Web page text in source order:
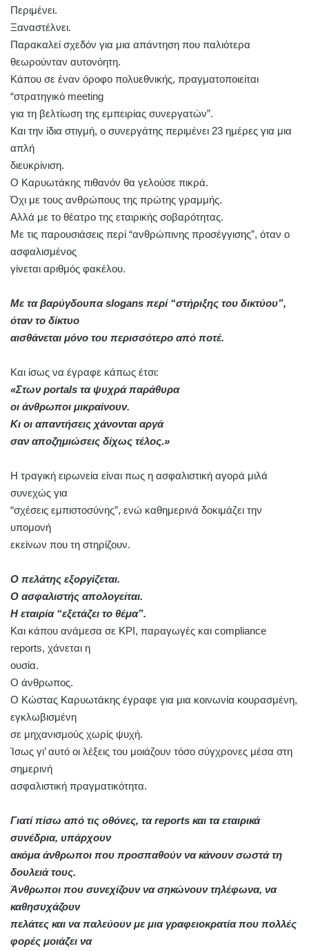
Περιμένει.
Ξαναστέλνει.
Παρακαλεί σχεδόν για μια απάντηση που παλιότερα
θεωρούνταν αυτονόητη.
Κάπου σε έναν όροφο πολυεθνικής, πραγματοποιείται
“στρατηγικό meeting
για τη βελτίωση της εμπειρίας συνεργατών”.
Και την ίδια στιγμή, ο συνεργάτης περιμένει 23 ημέρες για μια
απλή
διευκρίνιση.
Ο Καρυωτάκης πιθανόν θα γελούσε πικρά.
Όχι με τους ανθρώπους της πρώτης γραμμής.
Αλλά με το θέατρο της εταιρικής σοβαρότητας.
Με τις παρουσιάσεις περί “ανθρώπινης προσέγγισης”, όταν ο
ασφαλισμένος
γίνεται αριθμός φακέλου.
Με τα βαρύγδουπα slogans περί “στήριξης του δικτύου”,
όταν το δίκτυο
αισθάνεται μόνο του περισσότερο από ποτέ.
Και ίσως να έγραφε κάπως έτσι:
«Στων portals τα ψυχρά παράθυρα
οι άνθρωποι μικραίνουν.
Κι οι απαντήσεις χάνονται αργά
σαν αποζημιώσεις δίχως τέλος.»
Η τραγική ειρωνεία είναι πως η ασφαλιστική αγορά μιλά
συνεχώς για
“σχέσεις εμπιστοσύνης”, ενώ καθημερινά δοκιμάζει την
υπομονή
εκείνων που τη στηρίζουν.
Ο πελάτης εξοργίζεται.
Ο ασφαλιστής απολογείται.
Η εταιρία “εξετάζει το θέμα”.
Και κάπου ανάμεσα σε KPI, παραγωγές και compliance
reports, χάνεται η
ουσία.
Ο άνθρωπος.
Ο Κώστας Καρυωτάκης έγραφε για μια κοινωνία κουρασμένη,
εγκλωβισμένη
σε μηχανισμούς χωρίς ψυχή.
Ίσως γι’ αυτό οι λέξεις του μοιάζουν τόσο σύγχρονες μέσα στη
σημερινή
ασφαλιστική πραγματικότητα.
Γιατί πίσω από τις οθόνες, τα reports και τα εταιρικά
συνέδρια, υπάρχουν
ακόμα άνθρωποι που προσπαθούν να κάνουν σωστά τη
δουλειά τους.
Άνθρωποι που συνεχίζουν να σηκώνουν τηλέφωνα, να
καθησυχάζουν
πελάτες και να παλεύουν με μια γραφειοκρατία που πολλές
φορές μοιάζει να